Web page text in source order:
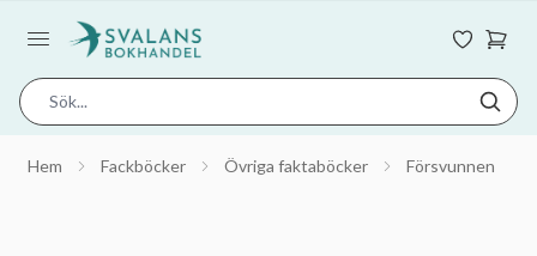
Hem Fackböcker Övriga faktaböcker Försvunnen